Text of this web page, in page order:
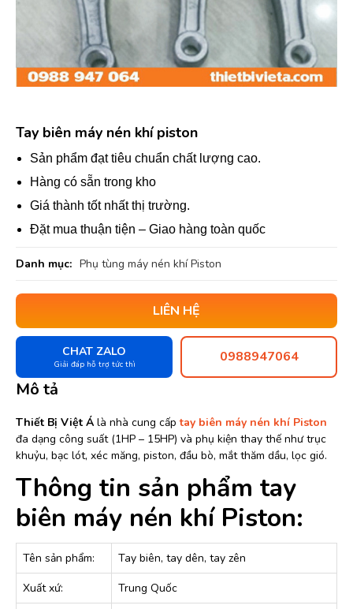
Tay biên máy nén khí piston
Sản phẩm đạt tiêu chuẩn chất lượng cao.
Hàng có sẵn trong kho
Giá thành tốt nhất thị trường.
Đặt mua thuận tiện – Giao hàng toàn quốc
Danh mục: Phụ tùng máy nén khí Piston
LIÊN HỆ
CHAT ZALO
Giải đáp hỗ trợ tức thì 0988947064
Mô tả
Thiết Bị Việt Á là nhà cung cấptay biên máy nén khí Piston
đa dạng công suất (1HP – 15HP) và phụ kiện thay thế như trục
khuỷu, bạc lót, xéc măng, piston, đầu bò, mắt thăm dầu, lọc gió.
Thông tin sản phẩm tay
biên máy nén khí Piston:
Tên sản phẩm:
Tay biên, tay dên, tay zên
Xuất xứ:
Trung Quốc